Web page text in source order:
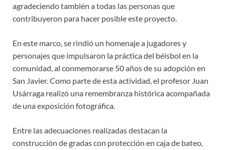
agradeciendo también a todas las personas que
contribuyeron para hacer posible este proyecto.
En este marco, se rindió un homenaje a jugadores y
personajes que impulsaron la práctica del béisbol en la
comunidad, al conmemorarse 50 años de su adopción en
San Javier. Como parte de esta actividad, el profesor Juan
Usárraga realizó una remembranza histórica acompañada
de una exposición fotográfica.
Entre las adecuaciones realizadas destacan la
construcción de gradas con protección en caja de bateo,